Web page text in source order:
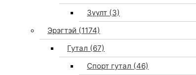
Зүүлт (3)
Эрэгтэй (1174)
Гутал (67)
Спорт гутал (46)